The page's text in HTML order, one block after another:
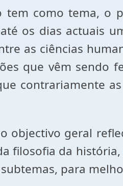
tem como tema, o
até os dias actuais
as ciências
que vêm sendo
contrariamente
objectivo geral
filosofia da
para